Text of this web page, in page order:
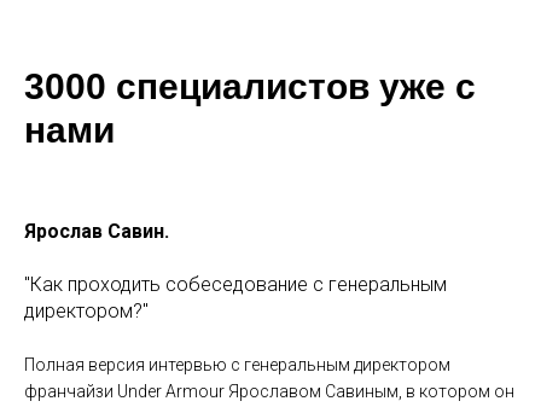
3000 специалистов уже с
нами
Ярослав Савин.
"Как проходить собеседование с генеральным
директором?"
Полная версия интервью с генеральным директором
франчайзи Under Armour Ярославом Савиным, в котором он